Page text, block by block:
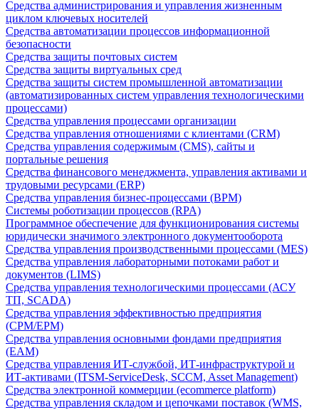
Средства администрирования и управления жизненным
циклом ключевых носителей
Средства автоматизации процессов информационной
безопасности
Средства защиты почтовых систем
Средства защиты виртуальных сред
Средства защиты систем промышленной автоматизации
(автоматизированных систем управления технологическими
процессами)
Средства управления процессами организации
Средства управления отношениями с клиентами (CRM)
Средства управления содержимым (CMS), сайты и
портальные решения
Средства финансового менеджмента, управления активами и
трудовыми ресурсами (ERP)
Средства управления бизнес-процессами (BPM)
Системы роботизации процессов (RPA)
Программное обеспечение для функционирования системы
юридически значимого электронного документооборота
Средства управления производственными процессами (MES)
Средства управления лабораторными потоками работ и
документов (LIMS)
Средства управления технологическими процессами (АСУ
ТП, SCADA)
Средства управления эффективностью предприятия
(CPM/EPM)
Средства управления основными фондами предприятия
(EAM)
Средства управления ИТ-службой, ИТ-инфраструктурой и
ИТ-активами (ITSM-ServiceDesk, SCCM, Asset Management)
Средства электронной коммерции (ecommerce platform)
Средства управления складом и цепочками поставок (WMS,